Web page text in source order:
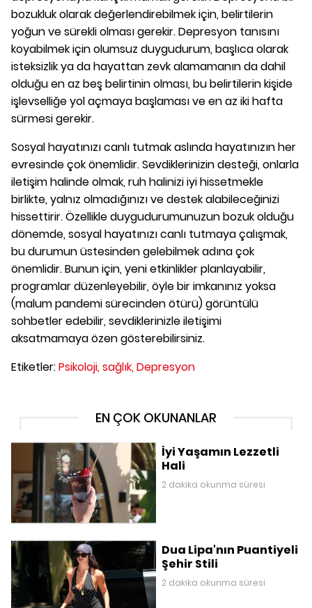
bozukluk olarak değerlendirebilmek için, belirtilerin
yoğun ve sürekli olması gerekir. Depresyon tanısını
koyabilmek için olumsuz duygudurum, başlıca olarak
isteksizlik ya da hayattan zevk alamamanın da dahil
olduğu en az beş belirtinin olması, bu belirtilerin kişide
işlevselliğe yol açmaya başlaması ve en az iki hafta
sürmesi gerekir.
Sosyal hayatınızı canlı tutmak aslında hayatınızın her
evresinde çok önemlidir. Sevdiklerinizin desteği, onlarla
iletişim halinde olmak, ruh halinizi iyi hissetmekle
birlikte, yalnız olmadığınızı ve destek alabileceğinizi
hissettirir. Özellikle duygudurumunuzun bozuk olduğu
dönemde, sosyal hayatınızı canlı tutmaya çalışmak,
bu durumun üstesinden gelebilmek adına çok
önemlidir. Bunun için, yeni etkinlikler planlayabilir,
programlar düzenleyebilir, öyle bir imkanınız yoksa
(malum pandemi sürecinden ötürü) görüntülü
sohbetler edebilir, sevdiklerinizle iletişimi
aksatmamaya özen gösterebilirsiniz.
Etiketler:Psikoloji, sağlık, Depresyon
EN ÇOK OKUNANLAR
İyi Yaşamın Lezzetli
Hali
2 dakika okunma süresi
Dua Lipa'nın Puantiyeli
Şehir Stili
2 dakika okunma süresi